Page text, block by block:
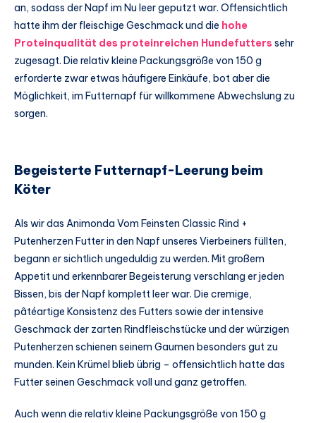
an, sodass der Napf im Nu leer geputzt war. Offensichtlich
hatte ihm der fleischige Geschmack und die hohe
Proteinqualität des proteinreichen Hundefutters sehr
zugesagt. Die relativ kleine Packungsgröße von 150 g
erforderte zwar etwas häufigere Einkäufe, bot aber die
Möglichkeit, im Futternapf für willkommene Abwechslung zu
sorgen.
Begeisterte Futternapf-Leerung beim
Köter
Als wir das Animonda Vom Feinsten Classic Rind +
Putenherzen Futter in den Napf unseres Vierbeiners füllten,
begann er sichtlich ungeduldig zu werden. Mit großem
Appetit und erkennbarer Begeisterung verschlang er jeden
Bissen, bis der Napf komplett leer war. Die cremige,
pâtéartige Konsistenz des Futters sowie der intensive
Geschmack der zarten Rindfleischstücke und der würzigen
Putenherzen schienen seinem Gaumen besonders gut zu
munden. Kein Krümel blieb übrig – offensichtlich hatte das
Futter seinen Geschmack voll und ganz getroffen.
Auch wenn die relativ kleine Packungsgröße von 150 g